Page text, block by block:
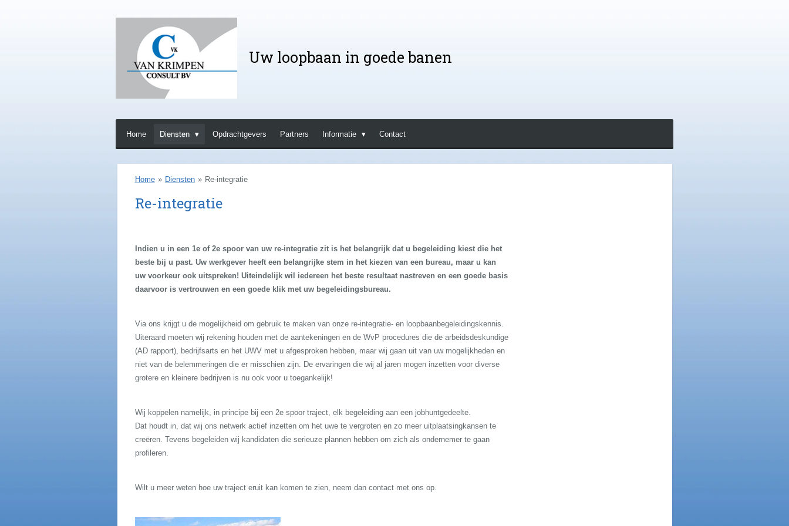
Uw loopbaan in goede banen
Home Diensten Opdrachtgevers Partners Informatie Contact
Home » Diensten » Re-integratie
Re-integratie
Indien u in een 1e of 2e spoor van uw re-integratie zit is het belangrijk dat u begeleiding kiest die het
beste bij u past. Uw werkgever heeft een belangrijke stem in het kiezen van een bureau, maar u kan
uw voorkeur ook uitspreken! Uiteindelijk wil iedereen het beste resultaat nastreven en een goede basis
daarvoor is vertrouwen en een goede klik met uw begeleidingsbureau.
Via ons krijgt u de mogelijkheid om gebruik te maken van onze re-integratie- en loopbaanbegeleidingskennis.
Uiteraard moeten wij rekening houden met de aantekeningen en de WvP procedures die de arbeidsdeskundige
(AD rapport), bedrijfsarts en het UWV met u afgesproken hebben, maar wij gaan uit van uw mogelijkheden en
niet van de belemmeringen die er misschien zijn. De ervaringen die wij al jaren mogen inzetten voor diverse
grotere en kleinere bedrijven is nu ook voor u toegankelijk!
Wij koppelen namelijk, in principe bij een 2e spoor traject, elk begeleiding aan een jobhuntgedeelte.
Dat houdt in, dat wij ons netwerk actief inzetten om het uwe te vergroten en zo meer uitplaatsingkansen te
creëren. Tevens begeleiden wij kandidaten die serieuze plannen hebben om zich als ondernemer te gaan
profileren.
Wilt u meer weten hoe uw traject eruit kan komen te zien, neem dan contact met ons op.